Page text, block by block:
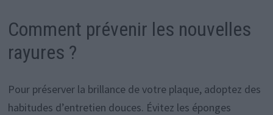
Comment prévenir les nouvelles
rayures ?
Pour préserver la brillance de votre plaque, adoptez des
habitudes d’entretien douces. Évitez les éponges